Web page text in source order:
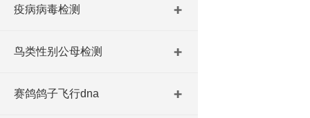
疫病病毒检测
鸟类性别公母检测
赛鸽鸽子飞行dna